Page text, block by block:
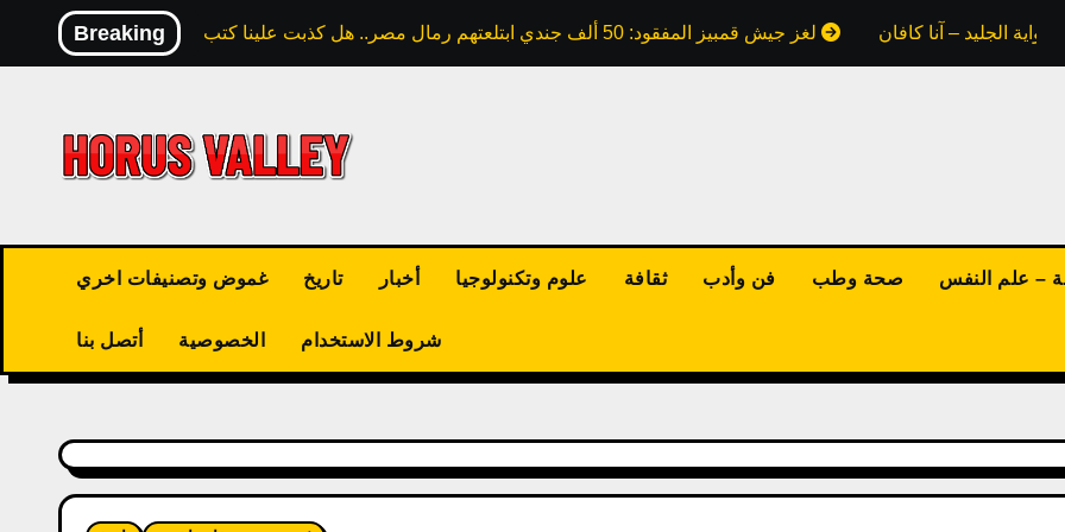
Breaking الجليد – آنا كافان لغز جيش قمبيز المفقود: 50 ألف جندي ابتلعتهم رمال مصر.. هل كذبت علينا كتب التاريخ؟
غموض وتصنيفات اخري تاريخ أخبار علوم وتكنولوجيا ثقافة فن وأدب صحة وطب – علم النفس
أتصل بنا الخصوصية شروط الاستخدام